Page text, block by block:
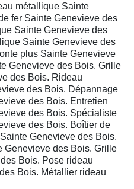
métallique Sainte
fer Sainte Genevieve des
Sainte Genevieve des
Sainte Genevieve des
plus Sainte Genevieve
Genevieve des Bois. Grille
des Bois. Rideau
des Bois. Dépannage
des Bois. Entretien
des Bois. Spécialiste
des Bois. Boîtier de
Genevieve des Bois.
Genevieve des Bois. Grille
Bois. Pose rideau
Bois. Métallier rideau